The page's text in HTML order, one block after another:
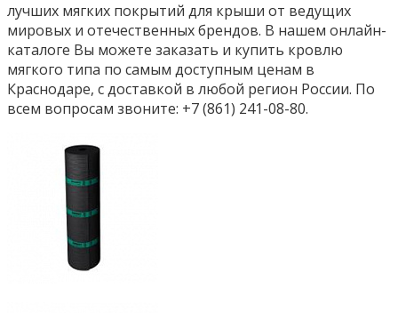
лучших мягких покрытий для крыши от ведущих
мировых и отечественных брендов. В нашем онлайн-
каталоге Вы можете заказать и купить кровлю
мягкого типа по самым доступным ценам в
Краснодаре, с доставкой в любой регион России. По
всем вопросам звоните: +7 (861) 241-08-80.